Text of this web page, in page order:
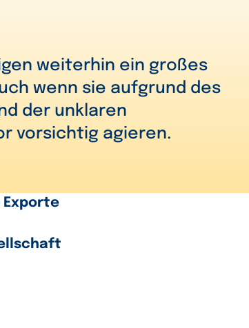
weiterhin ein großes
wenn sie aufgrund des
der unklaren
vorsichtig agieren.
Exporte